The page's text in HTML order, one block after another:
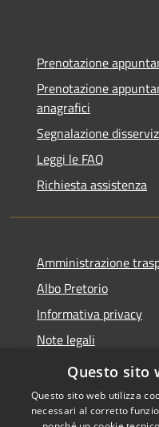
Prenotazione
Prenotazione
anagrafici
Segnalazione
Leggi le FAQ
Richiesta assistenza
Amministrazione
Albo Pretorio
Informativa privacy
Note legali
Dichiarazione di
Questo sito
Questo sito web utilizza
necessari al corretto